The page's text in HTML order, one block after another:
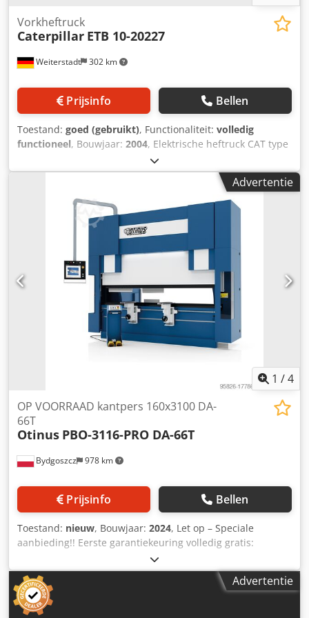
Weiterstadt 302 km
Vorkheftruck
Caterpillar ETB 10-20227
Prijsinfo Bellen
Toestand: goed (gebruikt), Functionaliteit: volledig
functioneel, Bouwjaar: 2004, Elektrische heftruck CAT type
ETB 10-20227, hefvermogen 1250 kg, hefhoogte 4750 mm,
inclusief lader Dcjdpfx Aijxx U D Sjksk
Advertentie
1 /4
Bydgoszcz 978 km
OP VOORRAAD kantpers 160x3100 DA-
66T
Otinus PBO-3116-PRO DA-66T
Prijsinfo Bellen
Toestand: nieuw, Bouwjaar: 2024, Let op – Speciale
aanbieding!! Eerste garantiekeuring volledig gratis:
Speciale aanbieding uitsluitend voor klanten die vóór
aankoop een demonstratie hebben bijgewoond – in de
Otinus-machine showroom in Bydgoszcz. Enkele van onze
machines zijn UIT VOORRAAD leverbaar. Hydraulische
kantpers "PBO-3116-PRO DA-66T" - Technische
Advertentie